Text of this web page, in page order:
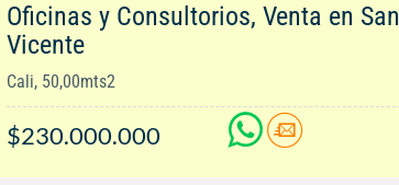
Oficinas y Consultorios, Venta en San
Vicente
Cali, 50,00mts2
$230.000.000